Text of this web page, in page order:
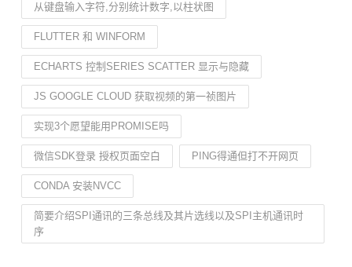
从键盘输入字符,分别统计数字,以柱状图
FLUTTER 和 WINFORM
ECHARTS 控制SERIES SCATTER 显示与隐藏
JS GOOGLE CLOUD 获取视频的第一祯图片
实现3个愿望能用PROMISE吗
微信SDK登录 授权页面空白 PING得通但打不开网页
CONDA 安装NVCC
简要介绍SPI通讯的三条总线及其片选线以及SPI主机通讯时
序